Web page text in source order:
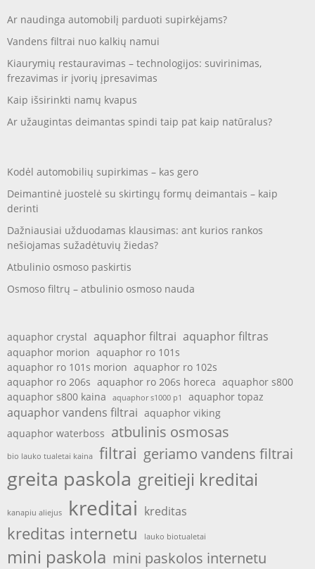
Ar naudinga automobilį parduoti supirkėjams?
Vandens filtrai nuo kalkių namui
Kiaurymių restauravimas – technologijos: suvirinimas,
frezavimas ir įvorių įpresavimas
Kaip išsirinkti namų kvapus
Ar užaugintas deimantas spindi taip pat kaip natūralus?
Kodėl automobilių supirkimas – kas gero
Deimantinė juostelė su skirtingų formų deimantais – kaip
derinti
Dažniausiai užduodamas klausimas: ant kurios rankos
nešiojamas sužadėtuvių žiedas?
Atbulinio osmoso paskirtis
Osmoso filtrų – atbulinio osmoso nauda
aquaphor crystal aquaphor filtrai aquaphor filtras
aquaphor morion aquaphor ro 101s
aquaphor ro 101s morion aquaphor ro 102s
aquaphor ro 206s aquaphor ro 206s horeca aquaphor s800
aquaphor s800 kaina
aquaphor s1000 p1 aquaphor topaz
aquaphor vandens filtrai aquaphor viking
aquaphor waterboss atbulinis osmosas
bio lauko tualetai kaina filtrai geriamo vandens filtrai
greita paskola greitieji kreditai
kanapiu aliejus kreditai kreditas
kreditas internetu lauko biotualetai
mini paskola mini paskolos internetu